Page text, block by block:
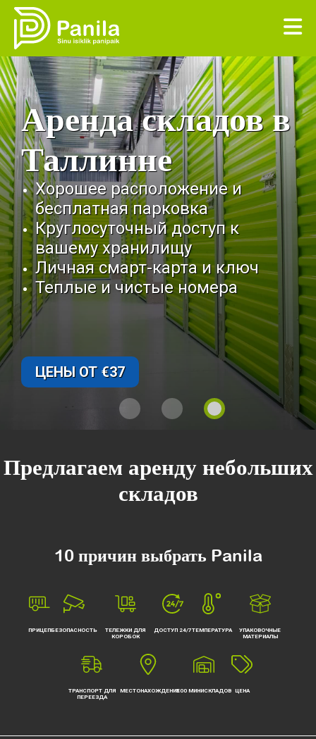
Аренда складов в
Таллинне
Хорошее расположение и
бесплатная парковка
Круглосуточный доступ к
вашему хранилищу
Личная смарт-карта и ключ
Теплые и чистые номера
ЦЕНЫ ОТ €37
Предлагаем аренду небольших
складов
10 причин выбрать Panila
ПРИЦЕПБЕЗОПАСНОСТЬ
ТЕЛЕЖКИ ДЛЯ
КОРОБОК
ДОСТУП 24/7ТЕМПЕРАТУРА
УПАКОВОЧНЫЕ
МАТЕРИАЛЫ
ТРАНСПОРТ ДЛЯ
ПЕРЕЕЗДА
МЕСТОНАХОЖДЕНИЕ500 МИНИСКЛАДОВ ЦЕНА